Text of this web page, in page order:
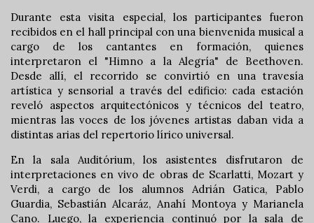
Durante esta visita especial, los participantes fueron
recibidos en el hall principal con una bienvenida musical a
cargo de los cantantes en formación, quienes
interpretaron el "Himno a la Alegría" de Beethoven.
Desde allí, el recorrido se convirtió en una travesía
artística y sensorial a través del edificio: cada estación
reveló aspectos arquitectónicos y técnicos del teatro,
mientras las voces de los jóvenes artistas daban vida a
distintas arias del repertorio lírico universal.
En la sala Auditórium, los asistentes disfrutaron de
interpretaciones en vivo de obras de Scarlatti, Mozart y
Verdi, a cargo de los alumnos Adrián Gatica, Pablo
Guardia, Sebastián Alcaráz, Anahí Montoya y Marianela
Cano. Luego, la experiencia continuó por la sala de